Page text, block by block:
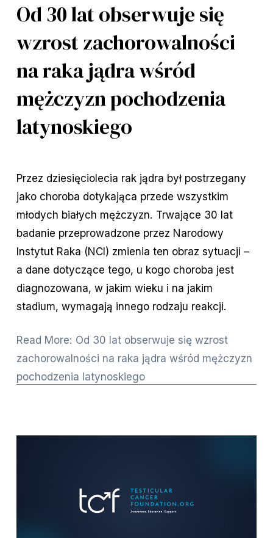
Od 30 lat obserwuje się
wzrost zachorowalności
na raka jądra wśród
mężczyzn pochodzenia
latynoskiego
Przez dziesięciolecia rak jądra był postrzegany
jako choroba dotykająca przede wszystkim
młodych białych mężczyzn. Trwające 30 lat
badanie przeprowadzone przez Narodowy
Instytut Raka (NCI) zmienia ten obraz sytuacji –
a dane dotyczące tego, u kogo choroba jest
diagnozowana, w jakim wieku i na jakim
stadium, wymagają innego rodzaju reakcji.
Read More: Od 30 lat obserwuje się wzrost
zachorowalności na raka jądra wśród mężczyzn
pochodzenia latynoskiego